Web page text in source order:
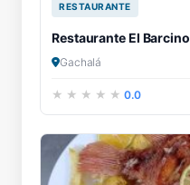
RESTAURANTE
Restaurante El Barcino
Gachalá
0.0